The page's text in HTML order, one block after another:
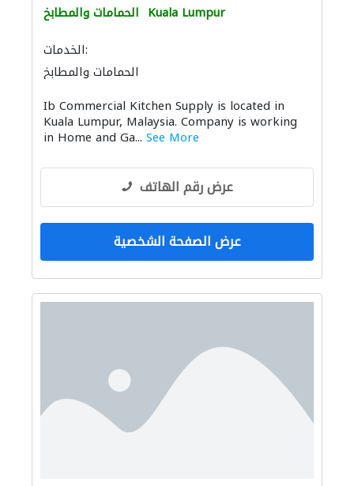
الحمامات والمطابخ Kuala Lumpur
الخدمات:
الحمامات والمطابخ
Ib Commercial Kitchen Supply is located in
Kuala Lumpur, Malaysia. Company is working
in Home and Ga... See More
عرض رقم الهاتف
عرض الصفحة الشخصية